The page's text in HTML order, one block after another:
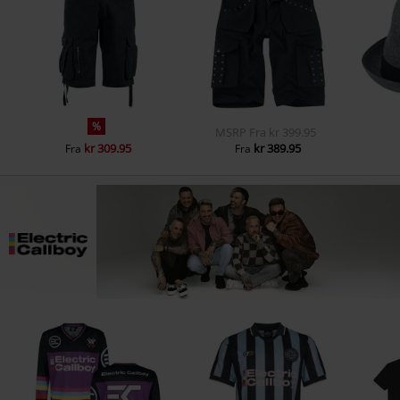
%
Fra kr 309.95
MSRP Fra kr 399.95
Fra kr 389.95